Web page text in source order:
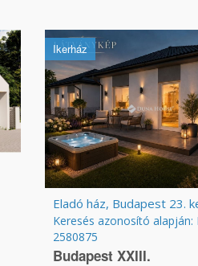
Ikerház
Eladó ház, Budapest 23.
Keresés azonosító alapján:
2580875
Budapest XXIII.